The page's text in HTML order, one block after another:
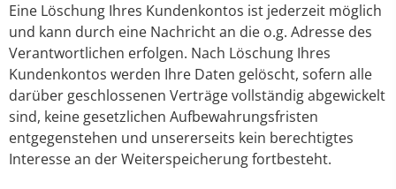
Eine Löschung Ihres Kundenkontos ist jederzeit möglich
und kann durch eine Nachricht an die o.g. Adresse des
Verantwortlichen erfolgen. Nach Löschung Ihres
Kundenkontos werden Ihre Daten gelöscht, sofern alle
darüber geschlossenen Verträge vollständig abgewickelt
sind, keine gesetzlichen Aufbewahrungsfristen
entgegenstehen und unsererseits kein berechtigtes
Interesse an der Weiterspeicherung fortbesteht.